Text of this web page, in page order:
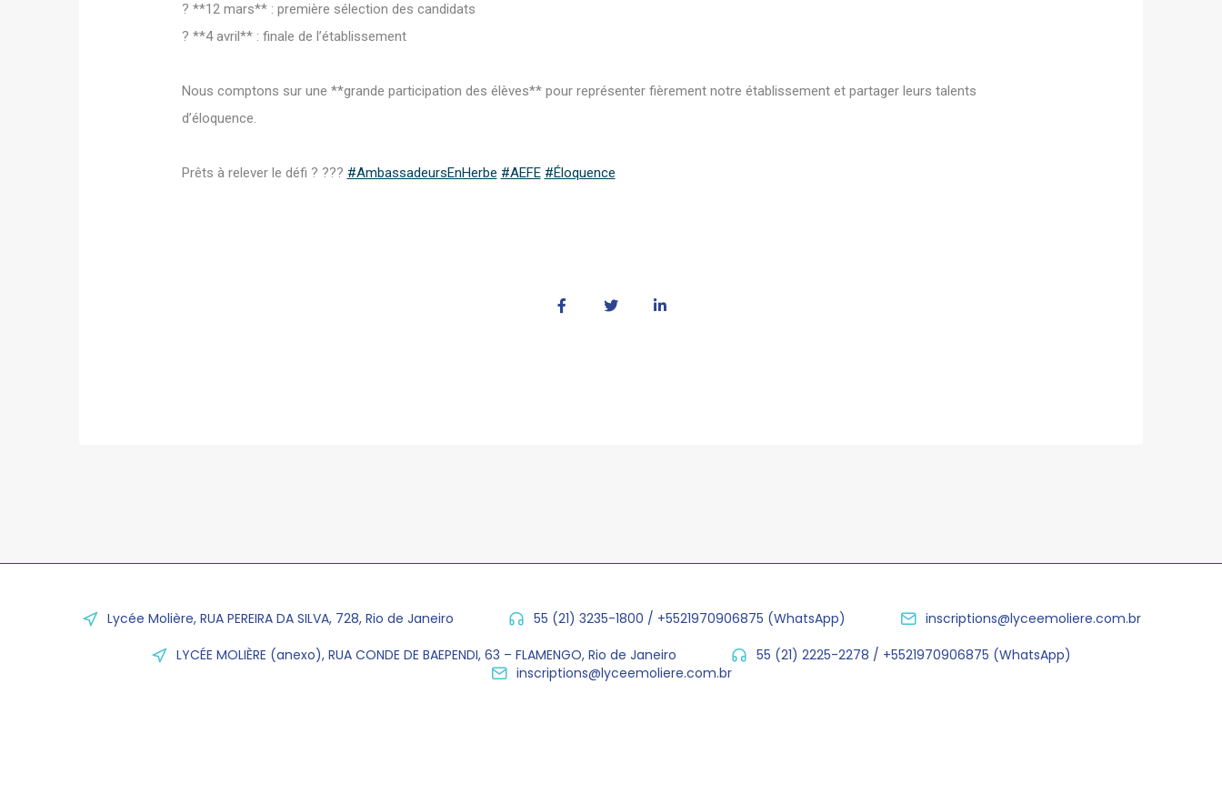
? **12 mars** : première sélection des candidats
? **4 avril** : finale de l’établissement
Nous comptons sur une **grande participation des élèves** pour représenter fièrement notre établissement et partager leurs talents
d’éloquence.
Prêts à relever le défi ? ??? #AmbassadeursEnHerbe #AEFE #Éloquence
Lycée Molière, RUA PEREIRA DA SILVA, 728, Rio de Janeiro 55 (21) 3235-1800 / +5521970906875 (WhatsApp)
inscriptions@lyceemoliere.com.br
LYCÉE MOLIÈRE (anexo), RUA CONDE DE BAEPENDI, 63 – FLAMENGO, Rio de Janeiro
55 (21) 2225-2278 / +5521970906875 (WhatsApp)
inscriptions@lyceemoliere.com.br